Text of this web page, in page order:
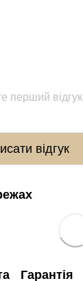
перший відгук
відгук
Гарантія